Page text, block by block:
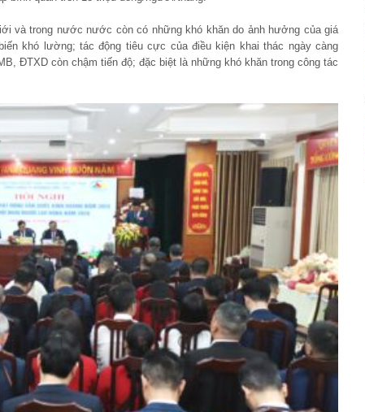
và trong nước nước còn có những khó khăn do ảnh hưởng của giá
khó lường; tác động tiêu cực của điều kiện khai thác ngày càng
ĐTXD còn chậm tiến độ; đặc biệt là những khó khăn trong công tác